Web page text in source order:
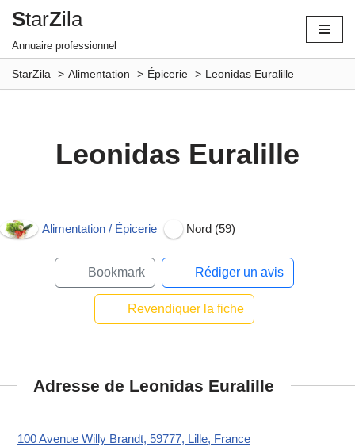
Aller
au
contenu
StarZila
Annuaire professionnel
StarZila Alimentation Épicerie Leonidas Euralille
Leonidas Euralille
Alimentation / Épicerie Nord (59)
Bookmark Rédiger un avis
Revendiquer la fiche
Adresse de Leonidas Euralille
100 Avenue Willy Brandt, 59777, Lille, France